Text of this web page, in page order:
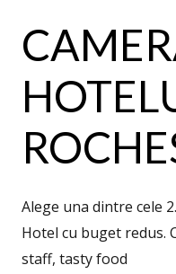
Alege una dintre cele
Hotel cu buget redus.
staff, tasty food